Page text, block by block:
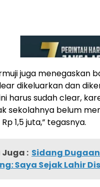
juga menegaskan
dikeluarkan dan
harus sudah clear,
sekolahnya belum
1,5 juta,” tegasnya.
Juga : Sidang
Saya Sejak Lahir